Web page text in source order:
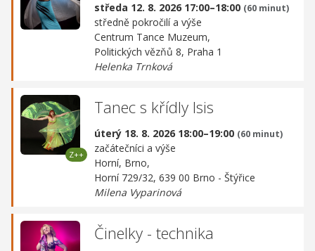
středa 12. 8. 2026 17:00–18:00 (60 minut)
středně pokročilí a výše
Centrum Tance Muzeum,
Politických vězňů 8, Praha 1
Helenka Trnková
Tanec s křídly Isis
úterý 18. 8. 2026 18:00–19:00 (60 minut)
začátečníci a výše
Horní, Brno,
Horní 729/32, 639 00 Brno - Štýřice
Milena Vyparinová
Činelky - technika